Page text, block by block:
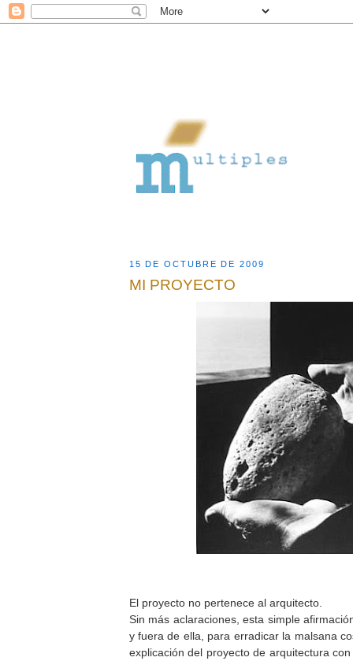
15 DE OCTUBRE DE 2009
MI PROYECTO
El proyecto no pertenece al arquitecto.
Sin más aclaraciones, esta simple
y fuera de ella, para erradicar la malsana
explicación del proyecto de arquitectura